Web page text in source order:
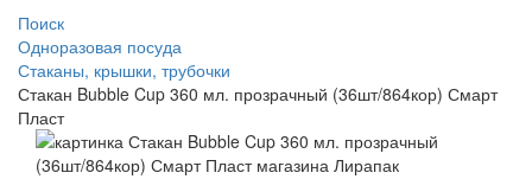
Поиск
Одноразовая посуда
Стаканы, крышки, трубочки
Стакан Bubble Cup 360 мл. прозрачный (36шт/864кор) Смарт
Пласт